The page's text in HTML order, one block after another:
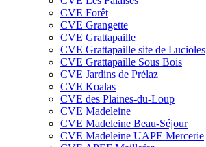
CVE Forêt
CVE Grangette
CVE Grattapaille
CVE Grattapaille site de Lucioles
CVE Grattapaille Sous Bois
CVE Jardins de Prélaz
CVE Koalas
CVE des Plaines-du-Loup
CVE Madeleine
CVE Madeleine Beau-Séjour
CVE Madeleine UAPE Mercerie